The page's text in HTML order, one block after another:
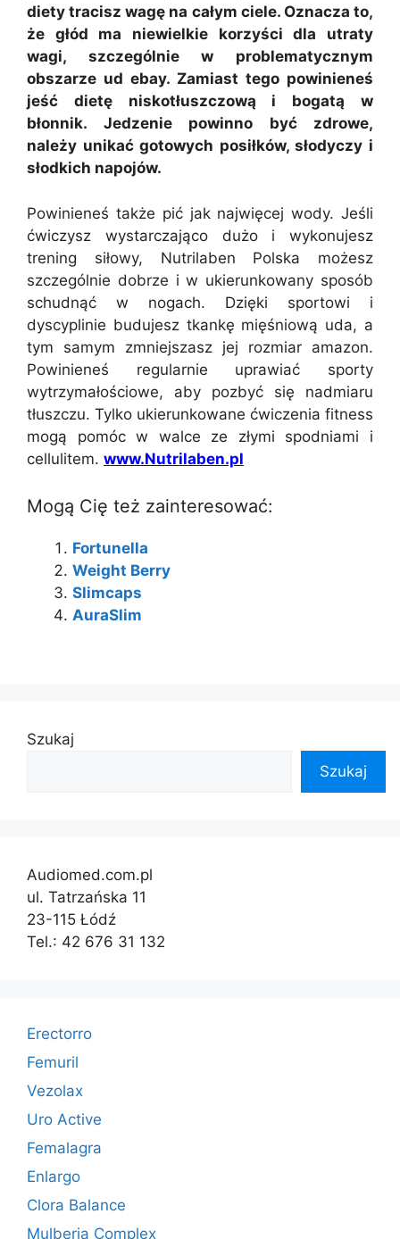
diety tracisz wagę na całym ciele. Oznacza to,
że głód ma niewielkie korzyści dla utraty
wagi, szczególnie w problematycznym
obszarze ud ebay. Zamiast tego powinieneś
jeść dietę niskotłuszczową i bogatą w
błonnik. Jedzenie powinno być zdrowe,
należy unikać gotowych posiłków, słodyczy i
słodkich napojów.
Powinieneś także pić jak najwięcej wody. Jeśli
ćwiczysz wystarczająco dużo i wykonujesz
trening siłowy, Nutrilaben Polska możesz
szczególnie dobrze i w ukierunkowany sposób
schudnąć w nogach. Dzięki sportowi i
dyscyplinie budujesz tkankę mięśniową uda, a
tym samym zmniejszasz jej rozmiar amazon.
Powinieneś regularnie uprawiać sporty
wytrzymałościowe, aby pozbyć się nadmiaru
tłuszczu. Tylko ukierunkowane ćwiczenia fitness
mogą pomóc w walce ze złymi spodniami i
cellulitem. www.Nutrilaben.pl
Mogą Cię też zainteresować:
Fortunella
Weight Berry
Slimcaps
AuraSlim
Szukaj
Szukaj
Audiomed.com.pl
ul. Tatrzańska 11
23-115 Łódź
Tel.: 42 676 31 132
Erectorro
Femuril
Vezolax
Uro Active
Femalagra
Enlargo
Clora Balance
Mulberia Complex